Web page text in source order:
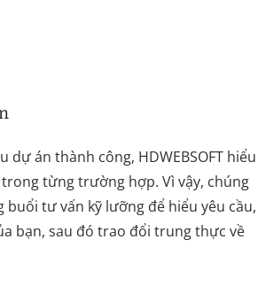
dự án thành công, HDWEBSOFT hiểu
từng trường hợp. Vì vậy, chúng
tư vấn kỹ lưỡng để hiểu yêu cầu,
bạn, sau đó trao đổi trung thực về